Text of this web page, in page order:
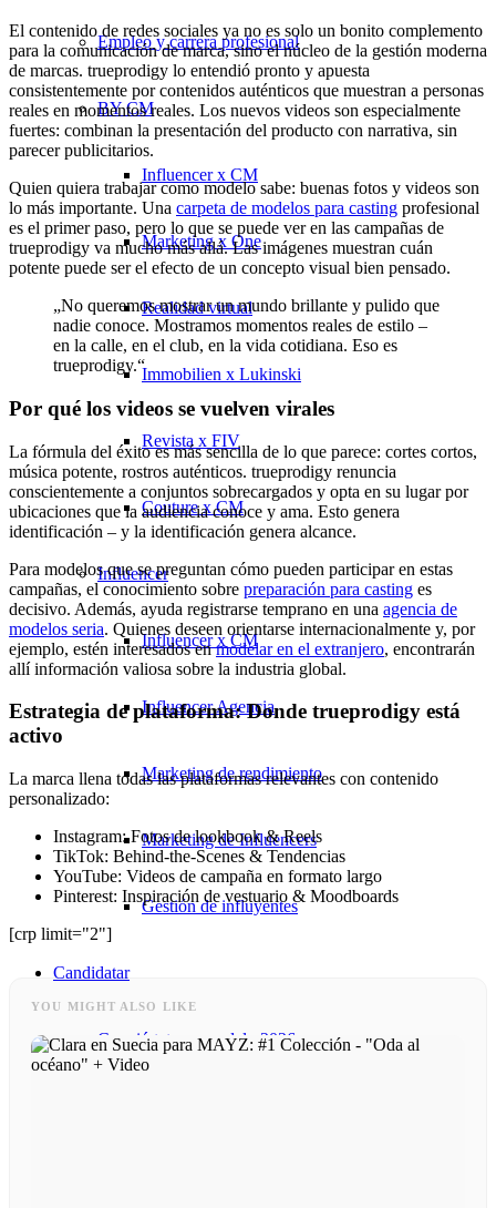
Empleo y carrera profesional
BY CM
Influencer x CM
Marketing x One
Realidad virtual
Immobilien x Lukinski
Revista x FIV
Couture x CM
Influencer
Influencer x CM
Influencer Agencia
Marketing de rendimiento
Marketing de Influencers
Gestión de influyentes
Candidatar
Conviértete en modelo 2026
El contenido de redes sociales ya no es solo un bonito complemento
para la comunicación de marca, sino el núcleo de la gestión moderna
de marcas. trueprodigy lo entendió pronto y apuesta
consistentemente por contenidos auténticos que muestran a personas
reales en momentos reales. Los nuevos videos son especialmente
fuertes: combinan la presentación del producto con narrativa, sin
parecer publicitarios.
Quien quiera trabajar como modelo sabe: buenas fotos y videos son
lo más importante. Una carpeta de modelos para casting profesional
es el primer paso, pero lo que se puede ver en las campañas de
trueprodigy va mucho más allá. Las imágenes muestran cuán
potente puede ser el efecto de un concepto visual bien pensado.
„No queremos mostrar un mundo brillante y pulido que
nadie conoce. Mostramos momentos reales de estilo –
en la calle, en el club, en la vida cotidiana. Eso es
trueprodigy.“
Por qué los videos se vuelven virales
La fórmula del éxito es más sencilla de lo que parece: cortes cortos,
música potente, rostros auténticos. trueprodigy renuncia
conscientemente a conjuntos sobrecargados y opta en su lugar por
ubicaciones que la audiencia conoce y ama. Esto genera
identificación – y la identificación genera alcance.
Para modelos que se preguntan cómo pueden participar en estas
campañas, el conocimiento sobre preparación para casting es
decisivo. Además, ayuda registrarse temprano en una agencia de
modelos seria. Quienes deseen orientarse internacionalmente y, por
ejemplo, estén interesados enmodelar en el extranjero, encontrarán
allí información valiosa sobre la industria global.
Estrategia de plataforma: Donde trueprodigy está
activo
La marca llena todas las plataformas relevantes con contenido
personalizado:
Instagram: Fotos de lookbook & Reels
TikTok: Behind-the-Scenes & Tendencias
YouTube: Videos de campaña en formato largo
Pinterest: Inspiración de vestuario & Moodboards
[crp limit="2"]
YOU MIGHT ALSO LIKE